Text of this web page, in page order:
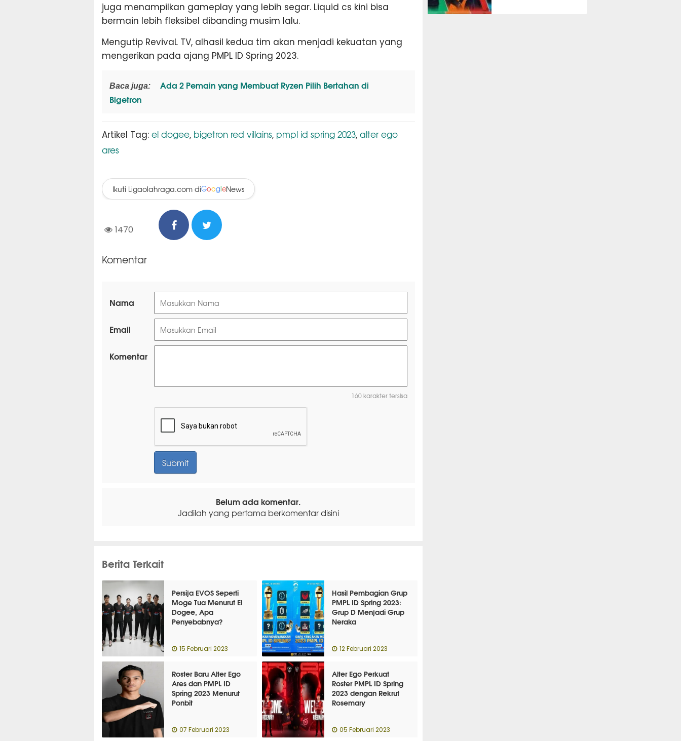
juga menampilkan gameplay yang lebih segar. Liquid cs kini bisa
bermain lebih fleksibel dibanding musim lalu.
Mengutip RevivaL TV, alhasil kedua tim akan menjadi kekuatan yang
mengerikan pada ajang PMPL ID Spring 2023.
Baca juga:
Ada 2 Pemain yang Membuat Ryzen Pilih Bertahan di
Bigetron
Artikel Tag: el dogee, bigetron red villains, pmpl id spring 2023, alter ego
ares
Ikuti Ligaolahraga.com diGoogleNews
1470
Komentar
Nama
Email
Komentar
160 karakter tersisa
Belum ada komentar.
Jadilah yang pertama berkomentar disini
Berita Terkait
Persija EVOS Seperti
Moge Tua Menurut El
Dogee, Apa
Penyebabnya?
15 Februari 2023
Hasil Pembagian Grup
PMPL ID Spring 2023:
Grup D Menjadi Grup
Neraka
12 Februari 2023
Roster Baru Alter Ego
Ares dan PMPL ID
Spring 2023 Menurut
Ponbit
07 Februari 2023
Alter Ego Perkuat
Roster PMPL ID Spring
2023 dengan Rekrut
Rosemary
05 Februari 2023